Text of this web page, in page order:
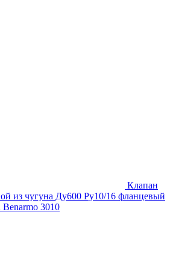
Клапан
из чугуна Ду600 Ру10/16 фланцевый
3010